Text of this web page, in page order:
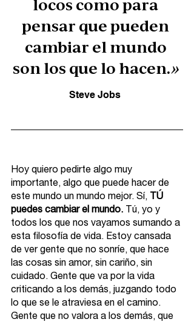
locos como para
pensar que pueden
cambiar el mundo
son los que lo hacen.»
Steve Jobs
Hoy quiero pedirte algo muy
importante, algo que puede hacer de
este mundo un mundo mejor. Sí, TÚ
puedes cambiar el mundo. Tú, yo y
todos los que nos vayamos sumando a
esta filosofía de vida. Estoy cansada
de ver gente que no sonríe, que hace
las cosas sin amor, sin cariño, sin
cuidado. Gente que va por la vida
criticando a los demás, juzgando todo
lo que se le atraviesa en el camino.
Gente que no valora a los demás, que